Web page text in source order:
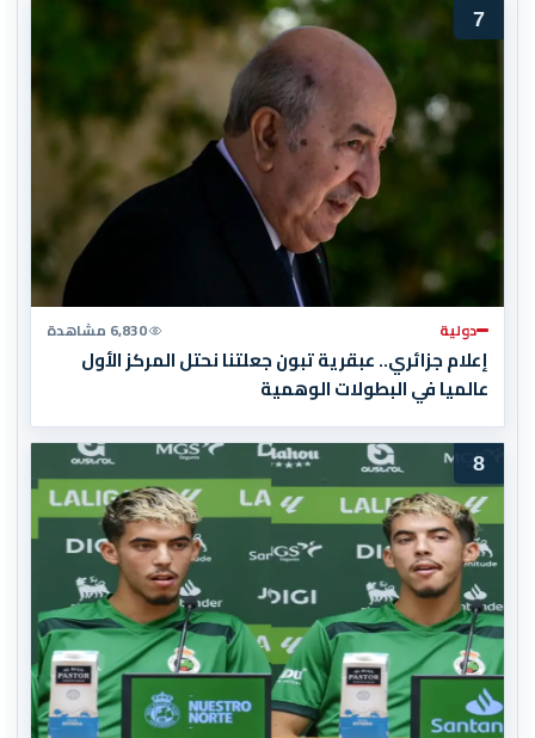
7
دولية 6,830 مشاهدة
إعلام جزائري.. عبقرية تبون جعلتنا نحتل المركز الأول
عالميا في البطولات الوهمية
8